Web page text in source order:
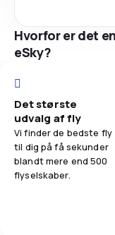
Hvorfor er det
eSky?
Det største
udvalg af fly
Vi finder de bedste fly
til dig på få sekunder
blandt mere end 500
flyselskaber.